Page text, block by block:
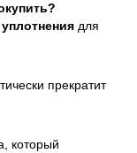
для
прекратит
который